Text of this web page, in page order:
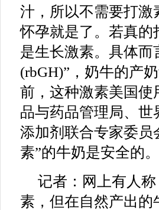
汁，所以不需要打激
怀孕就是了。若真的
是生长激素。具体而
(rbGH)”，奶牛的产
前，这种激素美国使
品与药品管理局、
添加剂联合专家委员
素”的牛奶是安全的。
记者：网上有人
素，但在自然产出